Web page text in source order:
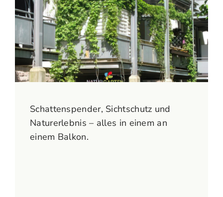
Schattenspender, Sichtschutz und
Naturerlebnis – alles in einem an
einem Balkon.